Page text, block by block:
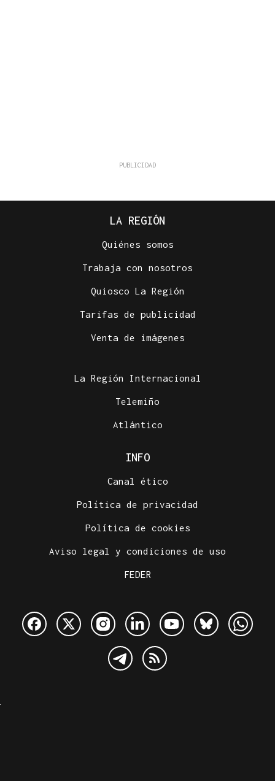
LA REGIÓN
Quiénes somos
Trabaja con nosotros
Quiosco La Región
Tarifas de publicidad
Venta de imágenes
La Región Internacional
Telemiño
Atlántico
INFO
Canal ético
Política de privacidad
Política de cookies
Aviso legal y condiciones de uso
FEDER